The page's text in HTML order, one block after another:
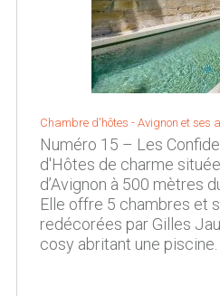
Chambre d'hôtes - Avignon et ses
Numéro 15 – Les
d'Hôtes de charme
d’Avignon à 500 mètres
Elle offre 5 chambres et
redécorées par Gilles
cosy abritant une piscine.